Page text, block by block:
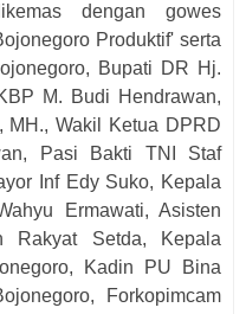
dengan gowes
Produktif' serta
Bupati DR Hj.
M. Budi Hendrawan,
MH., Wakil Ketua DPRD
Pasi Bakti TNI Staf
Inf Edy Suko, Kepala
Ermawati, Asisten
Rakyat Setda, Kepala
Kadin PU Bina
Forkopimcam